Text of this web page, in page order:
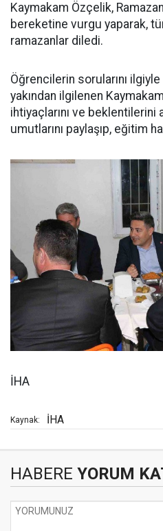
Kaymakam Özçelik,
bereketine vurgu yaparak,
ramazanlar diledi.
Öğrencilerin sorularını
yakından ilgilenen
ihtiyaçlarını ve
umutlarını paylaşıp, eğitim
İHA
Kaynak: İHA
HABERE YORUM